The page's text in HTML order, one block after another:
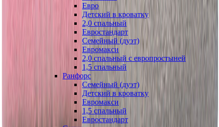
Евро
Детский в кроватку
2,0 спальный
Евростандарт
Семейный (дуэт)
Евромакси
2,0 спальный с европростыней
1,5 спальный
Ранфорс
Семейный (дуэт)
Детский в кроватку
Евромакси
1,5 спальный
Евростандарт